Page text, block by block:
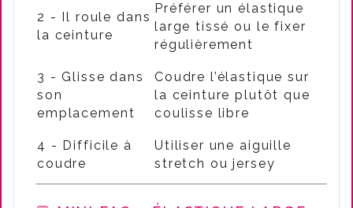
2 - Il roule dans
la ceinture
Préférer un élastique
large tissé ou le fixer
régulièrement
3 - Glisse dans
son
emplacement
Coudre l’élastique sur
la ceinture plutôt que
coulisse libre
4 - Difficile à
coudre
Utiliser une aiguille
stretch ou jersey